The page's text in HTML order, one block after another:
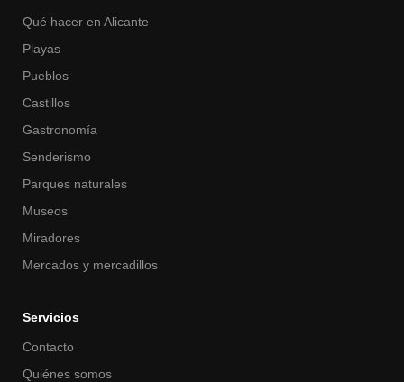
Qué hacer en Alicante
Playas
Pueblos
Castillos
Gastronomía
Senderismo
Parques naturales
Museos
Miradores
Mercados y mercadillos
Servicios
Contacto
Quiénes somos